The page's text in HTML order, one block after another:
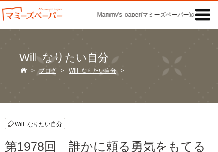
Mammy's paper(マミーズペーパー)の「記事」

Will なりたい自分
 > ブログ > Will なりたい自分 >
Will なりたい自分
第1978回 誰かに頼る勇気をもてる